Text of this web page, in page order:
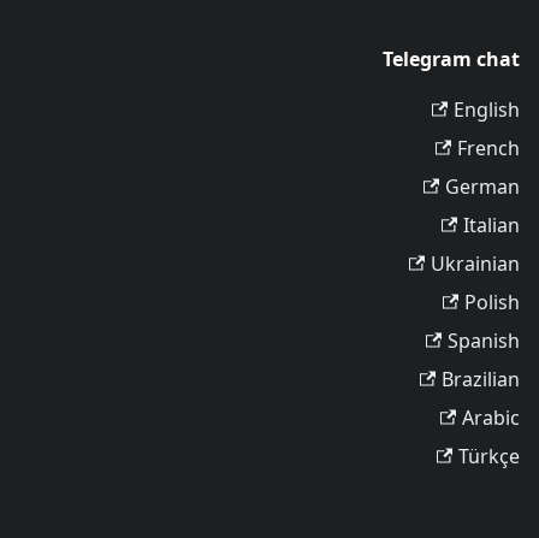
Telegram chat
English
French
German
Italian
Ukrainian
Polish
Spanish
Brazilian
Arabic
Türkçe